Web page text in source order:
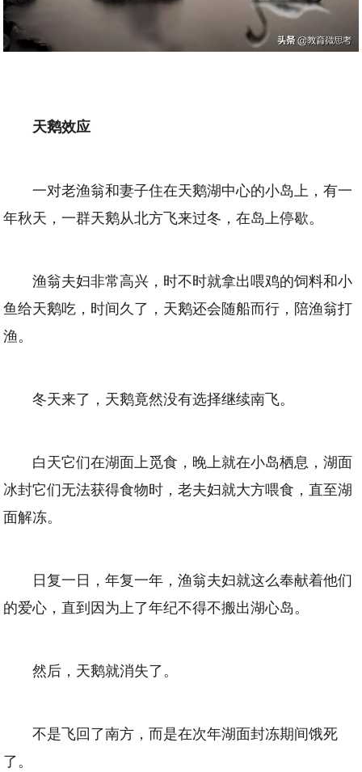
天鹅效应
一对老渔翁和妻子住在天鹅湖中心的小岛上，有一
年秋天，一群天鹅从北方飞来过冬，在岛上停歇。
渔翁夫妇非常高兴，时不时就拿出喂鸡的饲料和小
鱼给天鹅吃，时间久了，天鹅还会随船而行，陪渔翁打
渔。
冬天来了，天鹅竟然没有选择继续南飞。
白天它们在湖面上觅食，晚上就在小岛栖息，湖面
冰封它们无法获得食物时，老夫妇就大方喂食，直至湖
面解冻。
日复一日，年复一年，渔翁夫妇就这么奉献着他们
的爱心，直到因为上了年纪不得不搬出湖心岛。
然后，天鹅就消失了。
不是飞回了南方，而是在次年湖面封冻期间饿死
了。